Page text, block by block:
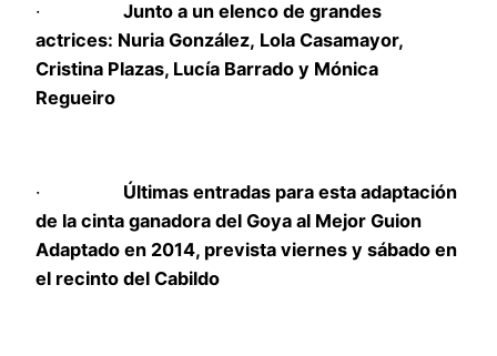
· Junto a un elenco de grandes
actrices: Nuria González, Lola Casamayor,
Cristina Plazas, Lucía Barrado y Mónica
Regueiro
· Últimas entradas para esta adaptación
de la cinta ganadora del Goya al Mejor Guion
Adaptado en 2014, prevista viernes y sábado en
el recinto del Cabildo